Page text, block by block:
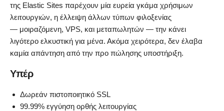
της Elastic Sites παρέχουν μία ευρεία γκάμα χρήσιμων
λειτουργιών, η έλλειψη άλλων τύπων φιλοξενίας
— μοιραζόμενη, VPS, και μεταπωλητών — την κάνει
λιγότερο ελκυστική για μένα. Ακόμα χειρότερα, δεν έλαβα
καμία απάντηση από την προ πώλησης υποστήριξη.
Υπέρ
Δωρεάν πιστοποιητικό SSL
99.99% εγγύηση ορθής λειτουργίας